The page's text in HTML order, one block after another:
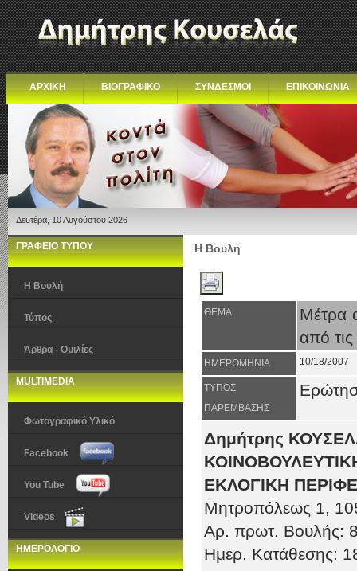
ΑΡΧΙΚΗ ΒΙΟΓΡΑΦΙΚΟ ΣΥΝΔΕΣΜΟΙ ΕΠΙΚΟΙΝΩΝΙΑ
Δευτέρα, 10 Αυγούστου 2026
ΓΡΑΦΕΙΟ ΤΥΠΟΥ
Η Βουλή
Τύπος
Άρθρα - Ομιλίες
MULTIMEDIA
Φωτογραφικό Υλικό
Facebook
You Tube
Videos
ΗΜΕΡΟΛΟΓΙΟ
Η Βουλή
ΘΕΜΑ
Μέτρα
από
ΗΜΕΡΟΜΗΝΙΑ 10/18/2007
ΤΥΠΟΣ
ΠΑΡΕΜΒΑΣΗΣ
Δημήτρης
ΕΚΛΟΓΙΚΗ
Μητροπόλεως 1,
Αρ. πρωτ. Βουλής:
Ημερ. Κατάθεσης: 1